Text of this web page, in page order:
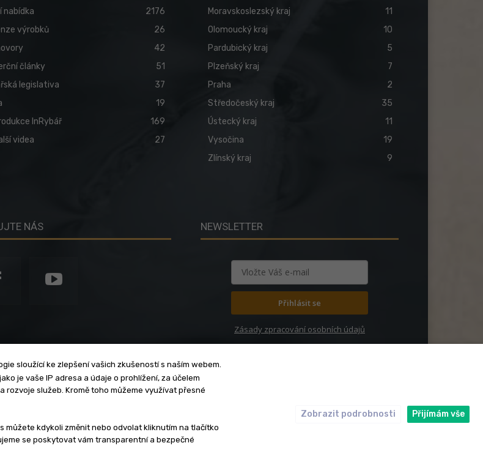
nabídka
2176
výrobků
26
42
články
51
legislativa
37
19
InRybář
169
videa
27
Moravskoslezský kraj
11
Olomoucký kraj
10
Pardubický kraj
5
Plzeňský kraj
7
Praha
2
Středočeský kraj
35
Ústecký kraj
11
Vysočina
19
Zlínský kraj
9
NÁS NEWSLETTER
Přihlásit se
Zásady zpracování osobních údajů
soukromí Privacy policy Cookies Etický kodex
materiál, který je zde uveřejněný, se vztahují autorská práva. Redakce InRybar.cz.
sloužící ke zlepšení vašich zkušeností s naším webem.
je vaše IP adresa a údaje o prohlížení, za účelem
služeb. Kromě toho můžeme využívat přesné
můžete kdykoli změnit nebo odvolat kliknutím na tlačítko
se poskytovat vám transparentní a bezpečné
Zobrazit podrobnosti Přijímám vše